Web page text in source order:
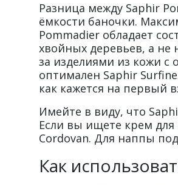
Разница между Saphir
ёмкости баночки.
Pommadier обладает
хвойных деревьев, а не
за изделиями из кожи
оптимален Saphir
как кажется на первый
Имейте в виду, что
Если вы ищете крем
Cordovan. Для наппы
Как